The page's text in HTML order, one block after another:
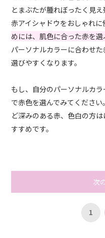
とまぶたが腫れぼったく見
赤アイシャドウをおしゃれに
めには、肌色に合った赤を
パーソナルカラーに合わせ
選びやすくなります。
もし、自分のパーソナルカ
で赤色を選んでみてくださ
ど深みのある赤、色白の方
すすめです。
次
1